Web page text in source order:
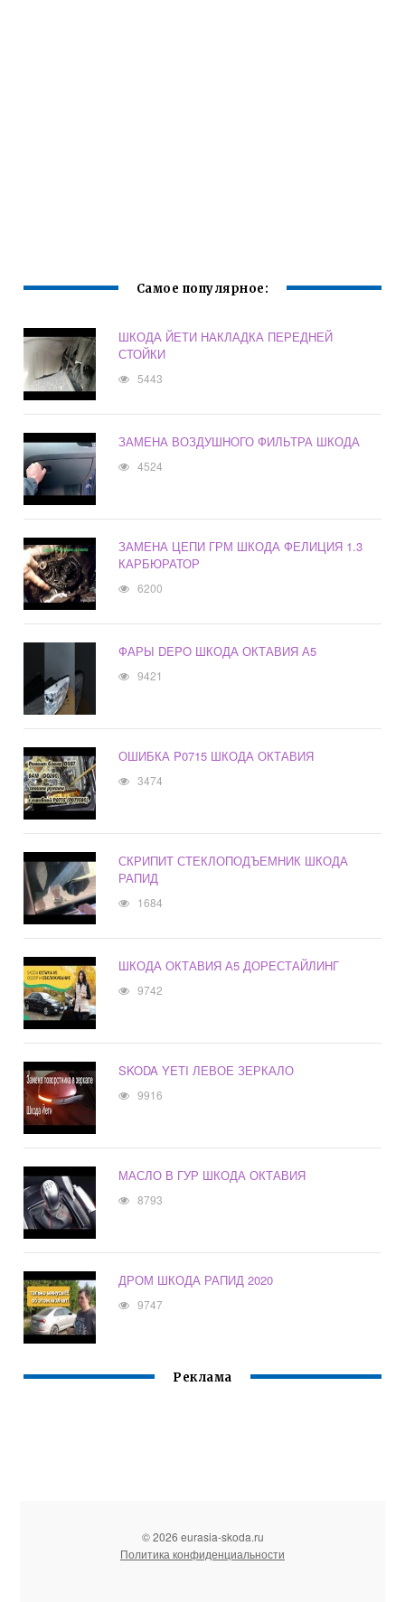
Самое популярное:
ШКОДА ЙЕТИ НАКЛАДКА ПЕРЕДНЕЙ
СТОЙКИ
5443
ЗАМЕНА ВОЗДУШНОГО ФИЛЬТРА ШКОДА
4524
ЗАМЕНА ЦЕПИ ГРМ ШКОДА ФЕЛИЦИЯ 1.3
КАРБЮРАТОР
6200
ФАРЫ DEPO ШКОДА ОКТАВИЯ А5
9421
ОШИБКА P0715 ШКОДА ОКТАВИЯ
3474
СКРИПИТ СТЕКЛОПОДЪЕМНИК ШКОДА
РАПИД
1684
ШКОДА ОКТАВИЯ А5 ДОРЕСТАЙЛИНГ
9742
SKODA YETI ЛЕВОЕ ЗЕРКАЛО
9916
МАСЛО В ГУР ШКОДА ОКТАВИЯ
8793
ДРОМ ШКОДА РАПИД 2020
9747
Реклама
© 2026 eurasia-skoda.ru
Политика конфиденциальности